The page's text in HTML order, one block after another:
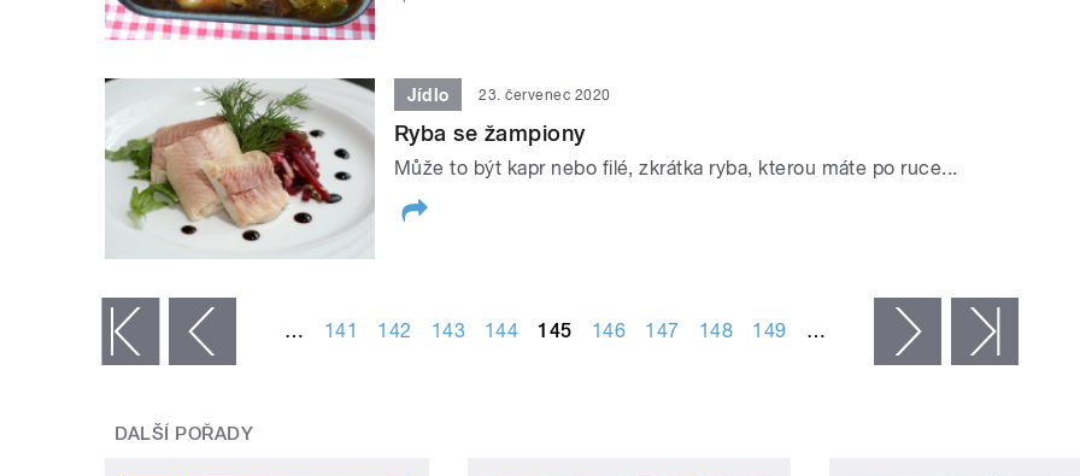
Jídlo 23. červenec 2020
Ryba se žampiony
Může to být kapr nebo filé, zkrátka ryba, kterou máte po ruce...
‹ předchozí … 141 142 143 144 145 146 147 148 149 … následující ›
DALŠÍ POŘADY